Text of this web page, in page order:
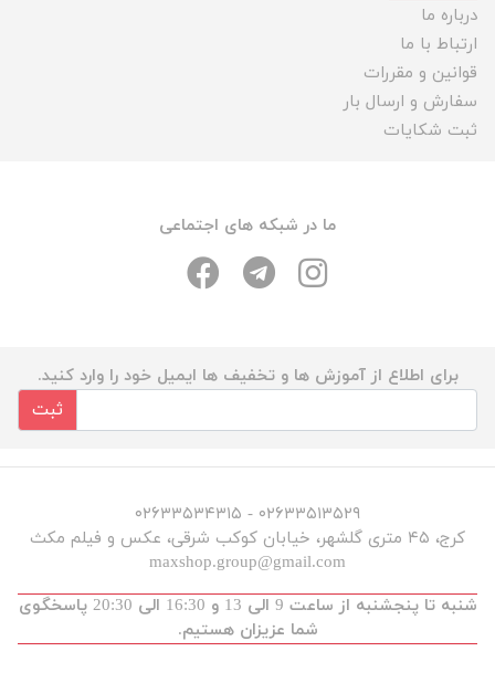
درباره ما
ارتباط با ما
قوانین و مقررات
سفارش و ارسال بار
ثبت شکایات
ما در شبکه های اجتماعی
برای اطلاع از آموزش ها و تخفیف ها ایمیل خود را وارد کنید.
ثبت
۰۲۶۳۳۵۱۳۵۲۹ - ۰۲۶۳۳۵۳۴۳۱۵
کرج، ۴۵ متری گلشهر، خیابان کوکب شرقی، عکس و فیلم مکث
maxshop.group@gmail.com
شنبه تا پنجشنبه از ساعت 9 الی 13 و 16:30 الی 20:30 پاسخگوی
شما عزیزان هستیم.